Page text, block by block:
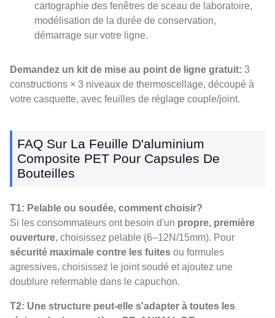
cartographie des fenêtres de sceau de laboratoire,
modélisation de la durée de conservation,
démarrage sur votre ligne.
Demandez un kit de mise au point de ligne gratuit: 3
constructions × 3 niveaux de thermoscellage, découpé à
votre casquette, avec feuilles de réglage couple/joint.
FAQ Sur La Feuille D'aluminium
Composite PET Pour Capsules De
Bouteilles
T1: Pelable ou soudée, comment choisir?
Si les consommateurs ont besoin d'un propre, première
ouverture, choisissez pelable (6–12N/15mm). Pour
sécurité maximale contre les fuites ou formules
agressives, choisissez le joint soudé et ajoutez une
doublure refermable dans le capuchon.
T2: Une structure peut-elle s'adapter à toutes les